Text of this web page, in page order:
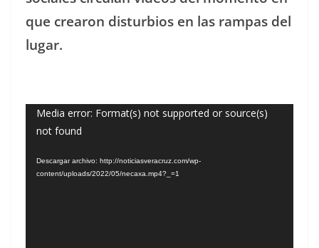
que crearon disturbios en las rampas del
lugar.
Reproductor
de
Media error: Format(s) not supported or source(s)
not found
Descargar archivo: http://noticiasveracruz.com/wp-
content/uploads/2022/05/necaxa.mp4?_=1